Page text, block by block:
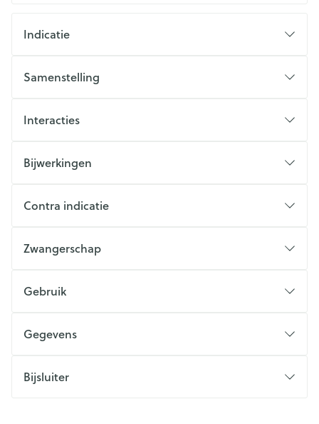
Indicatie
Samenstelling
Interacties
Bijwerkingen
Contra indicatie
Zwangerschap
Gebruik
Gegevens
Bijsluiter